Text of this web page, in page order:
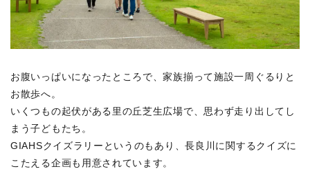
お腹いっぱいになったところで、家族揃って施設一周ぐるりと
お散歩へ。
いくつもの起伏がある里の丘芝生広場で、思わず走り出してし
まう子どもたち。
GIAHSクイズラリーというのもあり、長良川に関するクイズに
こたえる企画も用意されています。